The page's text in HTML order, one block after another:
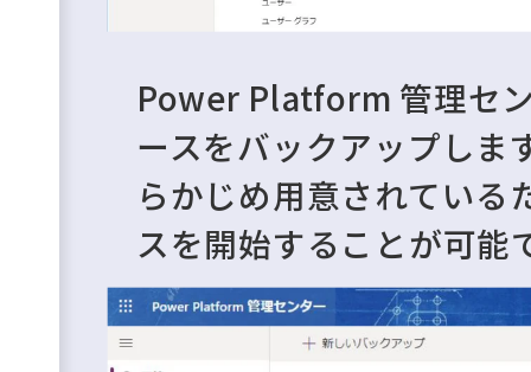
Power Platform 管理セ
ースをバックアップしま
らかじめ用意されてい
スを開始することが可能